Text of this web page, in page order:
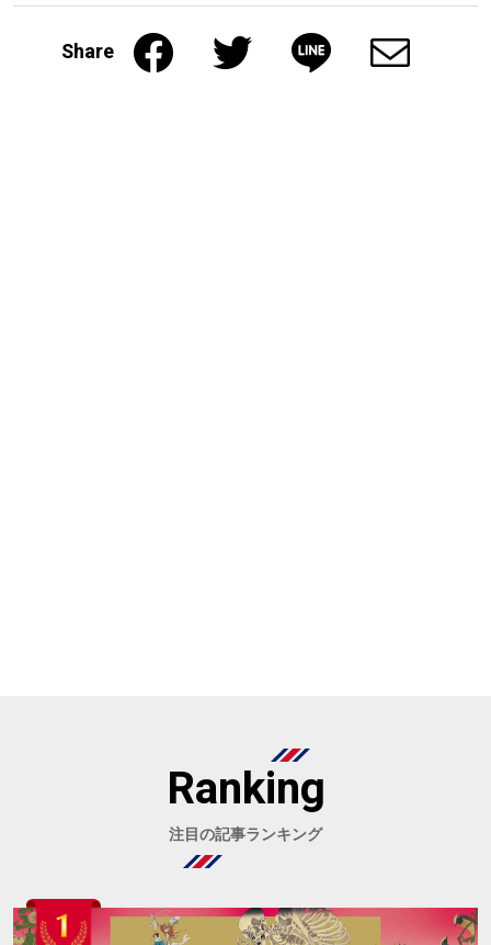
Share
Ranking
注目の記事ランキング